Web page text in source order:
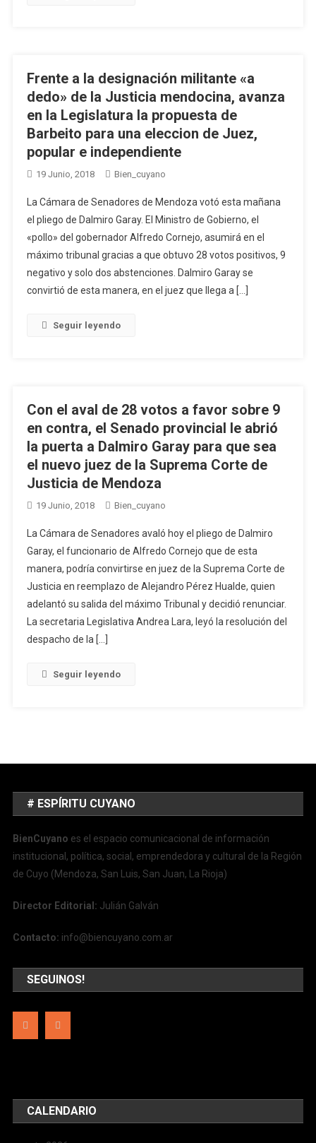
Frente a la designación militante «a
dedo» de la Justicia mendocina, avanza
en la Legislatura la propuesta de
Barbeito para una eleccion de Juez,
popular e independiente
19 Junio, 2018 Bien_cuyano
La Cámara de Senadores de Mendoza votó esta mañana
el pliego de Dalmiro Garay. El Ministro de Gobierno, el
«pollo» del gobernador Alfredo Cornejo, asumirá en el
máximo tribunal gracias a que obtuvo 28 votos positivos, 9
negativo y solo dos abstenciones. Dalmiro Garay se
convirtió de esta manera, en el juez que llega a […]
Seguir leyendo
Con el aval de 28 votos a favor sobre 9
en contra, el Senado provincial le abrió
la puerta a Dalmiro Garay para que sea
el nuevo juez de la Suprema Corte de
Justicia de Mendoza
19 Junio, 2018 Bien_cuyano
La Cámara de Senadores avaló hoy el pliego de Dalmiro
Garay, el funcionario de Alfredo Cornejo que de esta
manera, podría convirtirse en juez de la Suprema Corte de
Justicia en reemplazo de Alejandro Pérez Hualde, quien
adelantó su salida del máximo Tribunal y decidió renunciar.
La secretaria Legislativa Andrea Lara, leyó la resolución del
despacho de la […]
Seguir leyendo
# ESPÍRITU CUYANO
BienCuyano es el espacio comunicacional de información
institucional, política, social, emprendedora y cultural de la Región
de Cuyo (Mendoza, San Luis, San Juan, La Rioja)
Director Editorial: Julián Galván
Contacto: info@biencuyano.com.ar
SEGUINOS!
CALENDARIO